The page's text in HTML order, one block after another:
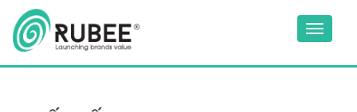
content
Toggle